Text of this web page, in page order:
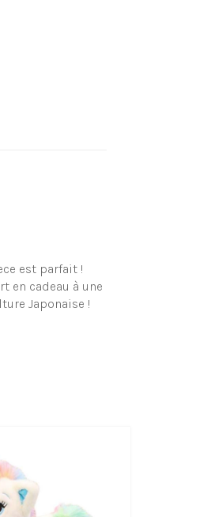
est parfait !
en cadeau à une
Japonaise !